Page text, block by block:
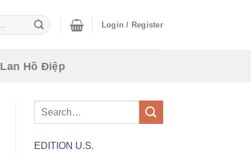
Login / Register
Lan Hồ Điệp
EDITION U.S.